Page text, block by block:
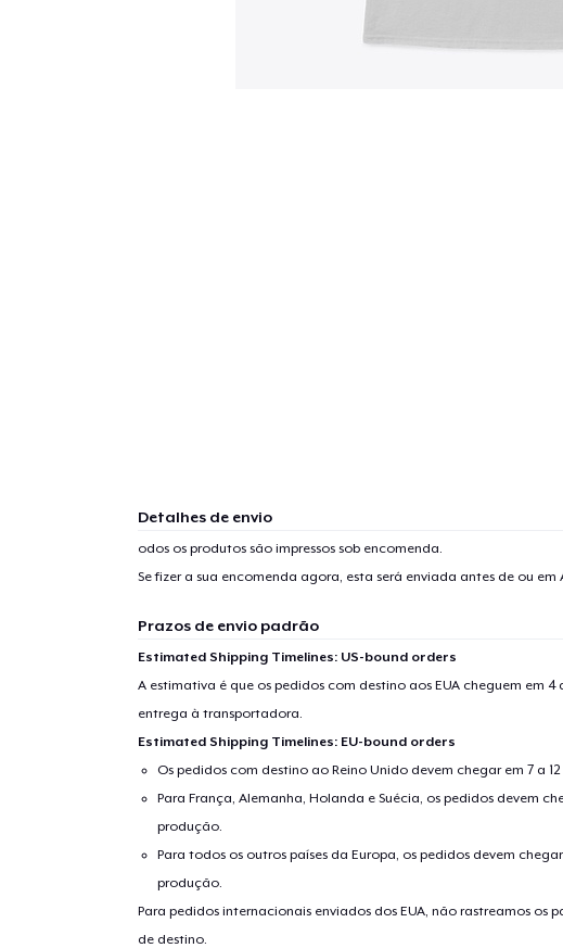
Detalhes de envio
odos os produtos são impressos sob encomenda.
Se fizer a sua encomenda agora, esta será enviada antes de ou em
Prazos de envio padrão
Estimated Shipping Timelines: US-bound orders
A estimativa é que os pedidos com destino aos EUA cheguem em 4
entrega à transportadora.
Estimated Shipping Timelines: EU-bound orders
Os pedidos com destino ao Reino Unido devem chegar em 7 a
Para França, Alemanha, Holanda e Suécia, os pedidos devem
produção.
Para todos os outros países da Europa, os pedidos devem
produção.
Para pedidos internacionais enviados dos EUA, não rastreamos os
de destino.
1artigo
Classic